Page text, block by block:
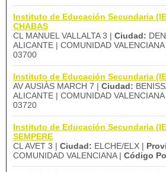
Instituto de Educación Secundaria
CHABAS
CL MANUEL VALLALTA 3 | Ciudad:
ALICANTE | COMUNIDAD VALENCIANA
03700
Instituto de Educación Secundaria
AV AUSIÀS MARCH 7 | Ciudad:
ALICANTE | COMUNIDAD VALENCIANA
03720
Instituto de Educación Secundaria
SEMPERE
CL AVET 3 | Ciudad: ELCHE/ELX |
COMUNIDAD VALENCIANA | Código